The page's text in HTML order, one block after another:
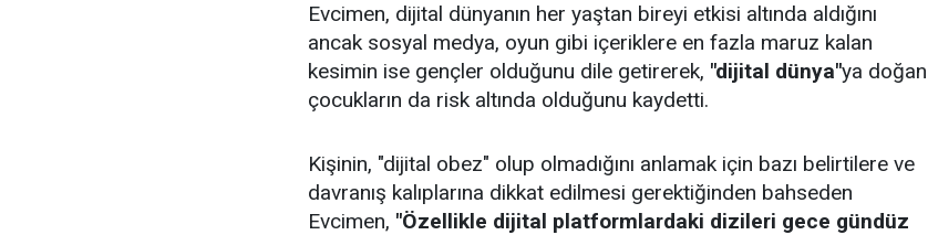
Evcimen, dijital dünyanın her yaştan bireyi etkisi altında aldığını
ancak sosyal medya, oyun gibi içeriklere en fazla maruz kalan
kesimin ise gençler olduğunu dile getirerek, "dijital dünya"ya doğan
çocukların da risk altında olduğunu kaydetti.
Kişinin, "dijital obez" olup olmadığını anlamak için bazı belirtilere ve
davranış kalıplarına dikkat edilmesi gerektiğinden bahseden
Evcimen, "Özellikle dijital platformlardaki dizileri gece gündüz